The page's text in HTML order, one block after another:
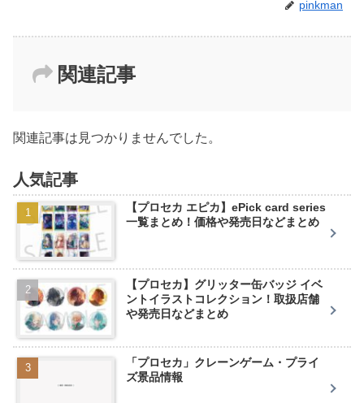
pinkman
関連記事
関連記事は見つかりませんでした。
人気記事
【プロセカ エピカ】ePick card series
一覧まとめ！価格や発売日などまとめ
【プロセカ】グリッター缶バッジ イベ
ントイラストコレクション！取扱店舗
や発売日などまとめ
「プロセカ」クレーンゲーム・プライ
ズ景品情報